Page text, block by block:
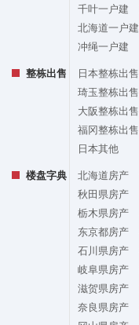
千叶一户建
北海道一户建
冲绳一户建
整栋出售
日本整栋出售
琦玉整栋出售
大阪整栋出售
福冈整栋出售
日本其他
楼盘字典
北海道房产
秋田県房产
栃木県房产
东京都房产
石川県房产
岐阜県房产
滋贺県房产
奈良県房产